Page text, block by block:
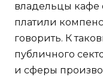
владельцы кафе
платили
говорить. К
публичного
и сферы